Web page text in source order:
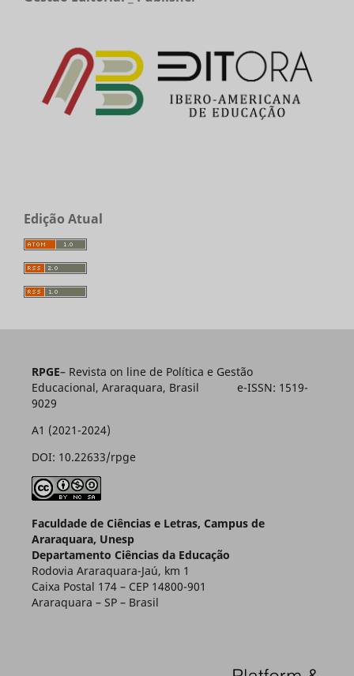
Edição Atual
RPGE– Revista on line de Política e Gestão
Educacional, Araraquara, Brasil e-ISSN: 1519-
9029
A1 (2021-2024)
DOI: 10.22633/rpge
Faculdade de Ciências e Letras, Campus de
Araraquara, Unesp
Departamento Ciências da Educação
Rodovia Araraquara-Jaú, km 1
Caixa Postal 174 – CEP 14800-901
Araraquara – SP – Brasil